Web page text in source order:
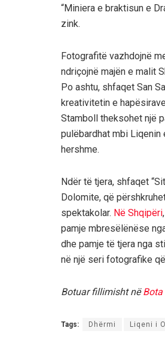
“Miniera e braktisun e
zink.
Fotografitë vazhdojnë
ndriçojnë majën e malit
Po ashtu, shfaqet San
kreativitetin e
Stamboll theksohet një
pulëbardhat mbi Liqenin
hershme.
Ndër të tjera, shfaqet
Dolomite, që
spektakolar. Në Shqipëri
pamje mbresëlënëse
dhe pamje të tjera nga
në një seri fotografike
Botuar fillimisht nëBota
Tags: Dhërmi Liqeni i